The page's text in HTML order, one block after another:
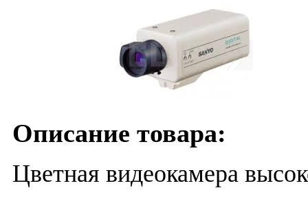
Описание товара:
Цветная видеокамера